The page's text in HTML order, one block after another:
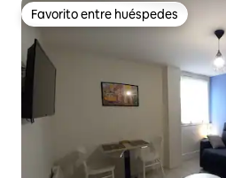
Favorito entre huéspedes
Favorito entre huéspedes